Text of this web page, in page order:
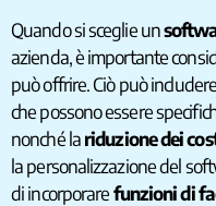
Quando si sceglie un
azienda, è importante
può offrire. Ciò può
che possono essere
nonché lariduzione dei
la personalizzazione del
di incorporarefunzioni di